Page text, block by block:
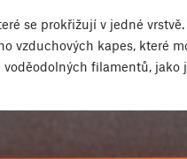
se prokřižují v jedné
vzduchových kapes, které
filamentů,